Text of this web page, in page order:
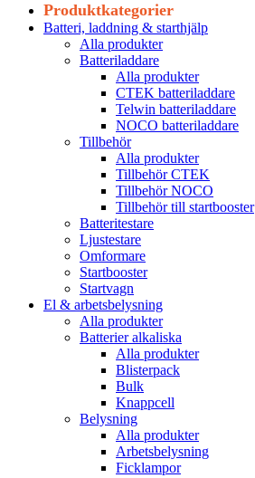
Produktkategorier
Batteri, laddning & starthjälp
Alla produkter
Batteriladdare
Alla produkter
CTEK batteriladdare
Telwin batteriladdare
NOCO batteriladdare
Tillbehör
Alla produkter
Tillbehör CTEK
Tillbehör NOCO
Tillbehör till startbooster
Batteritestare
Ljustestare
Omformare
Startbooster
Startvagn
El & arbetsbelysning
Alla produkter
Batterier alkaliska
Alla produkter
Blisterpack
Bulk
Knappcell
Belysning
Alla produkter
Arbetsbelysning
Ficklampor